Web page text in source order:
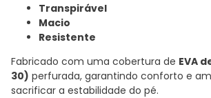
Transpirável
Macio
Resistente
Fabricado com uma cobertura de EVA
30) perfurada, garantindo conforto e
sacrificar a estabilidade do pé.